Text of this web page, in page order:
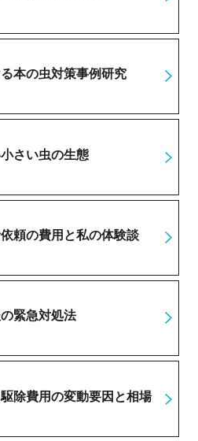
本の虫対策事例研究
さい虫の生態
頼の費用と私の体験談
緊急対処法
除費用の変動要因と相場